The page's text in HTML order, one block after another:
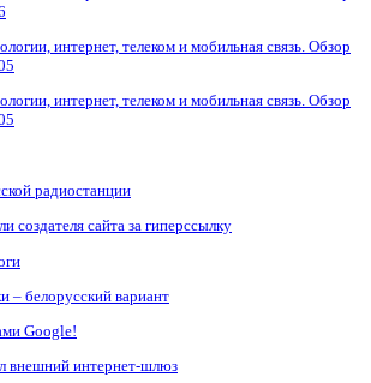
интернет, телеком и мобильная связь. Обзор
интернет, телеком и мобильная связь. Обзор
радиостанции
создателя сайта за гиперссылку
– белорусский вариант
Google!
внешний интернет-шлюз